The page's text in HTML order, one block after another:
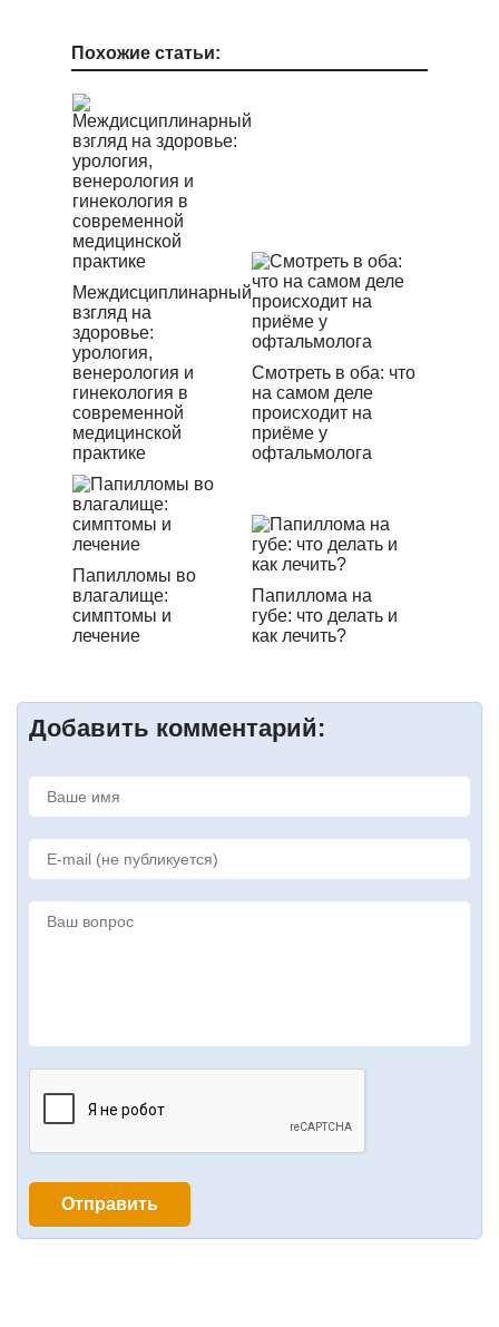
Похожие статьи:
Междисциплинарный
взгляд на
здоровье:
урология,
венерология и
гинекология в
современной
медицинской
практике
Смотреть в оба: что
на самом деле
происходит на
приёме у
офтальмолога
Папилломы во
влагалище:
симптомы и
лечение
Папиллома на
губе: что делать и
как лечить?
Добавить комментарий: